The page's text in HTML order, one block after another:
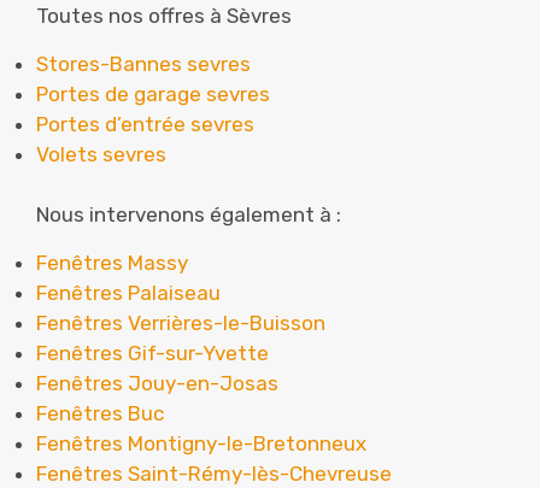
Toutes nos offres à Sèvres
Stores-Bannes sevres
Portes de garage sevres
Portes d’entrée sevres
Volets sevres
Nous intervenons également à :
Fenêtres Massy
Fenêtres Palaiseau
Fenêtres Verrières-le-Buisson
Fenêtres Gif-sur-Yvette
Fenêtres Jouy-en-Josas
Fenêtres Buc
Fenêtres Montigny-le-Bretonneux
Fenêtres Saint-Rémy-lès-Chevreuse